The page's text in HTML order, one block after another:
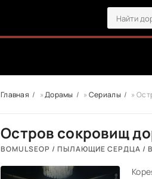
Главная »Дорамы » Сериалы »
Остров сокровищ
BOMULSEOP / ПЫЛАЮЩИЕ СЕРДЦА /